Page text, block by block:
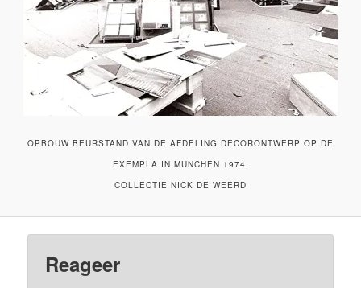
OPBOUW BEURSTAND VAN DE AFDELING DECORONTWERP OP DE
EXEMPLA IN MUNCHEN 1974.
COLLECTIE NICK DE WEERD
Reageer